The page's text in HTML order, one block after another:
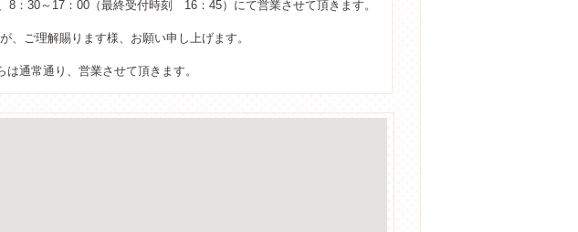
8：30～17：00（最終受付時刻 16：45）にて営業させて頂きます。
、ご理解賜ります様、お願い申し上げます。
は通常通り、営業させて頂きます。